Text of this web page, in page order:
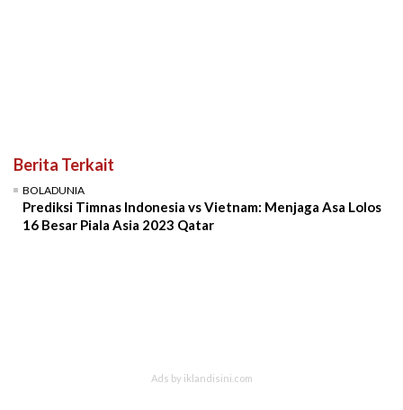
Berita Terkait
BOLADUNIA
Prediksi Timnas Indonesia vs Vietnam: Menjaga Asa Lolos
16 Besar Piala Asia 2023 Qatar